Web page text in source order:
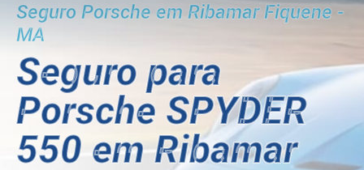
Seguro Porsche em Ribamar Fiquene -
MA
Seguro para
Porsche SPYDER
550 em Ribamar